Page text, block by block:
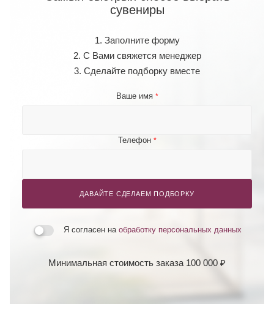
сувениры
1. Заполните форму
2. С Вами свяжется менеджер
3. Сделайте подборку вместе
Ваше имя *
Телефон *
ДАВАЙТЕ СДЕЛАЕМ ПОДБОРКУ
Я согласен на обработку персональных данных
Минимальная стоимость заказа 100 000 ₽